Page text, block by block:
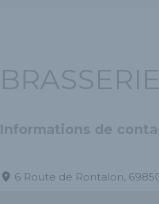
Informations de
6 Route de Rontalon,